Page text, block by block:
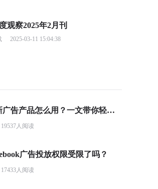
观察2025年2月刊
2025-03-11 15:04:38
谷歌最新广告产品怎么用？一文带你轻松掌握PMax投放要点
19537人阅读
广告投放权限受限了吗？
17433人阅读